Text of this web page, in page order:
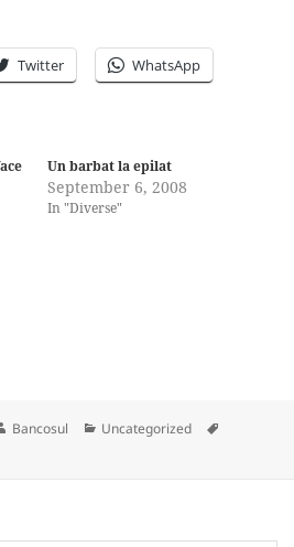
Twitter WhatsApp
Un barbat la epilat
September 6, 2008
In "Diverse"
Author
Bancosul Categories
Uncategorized